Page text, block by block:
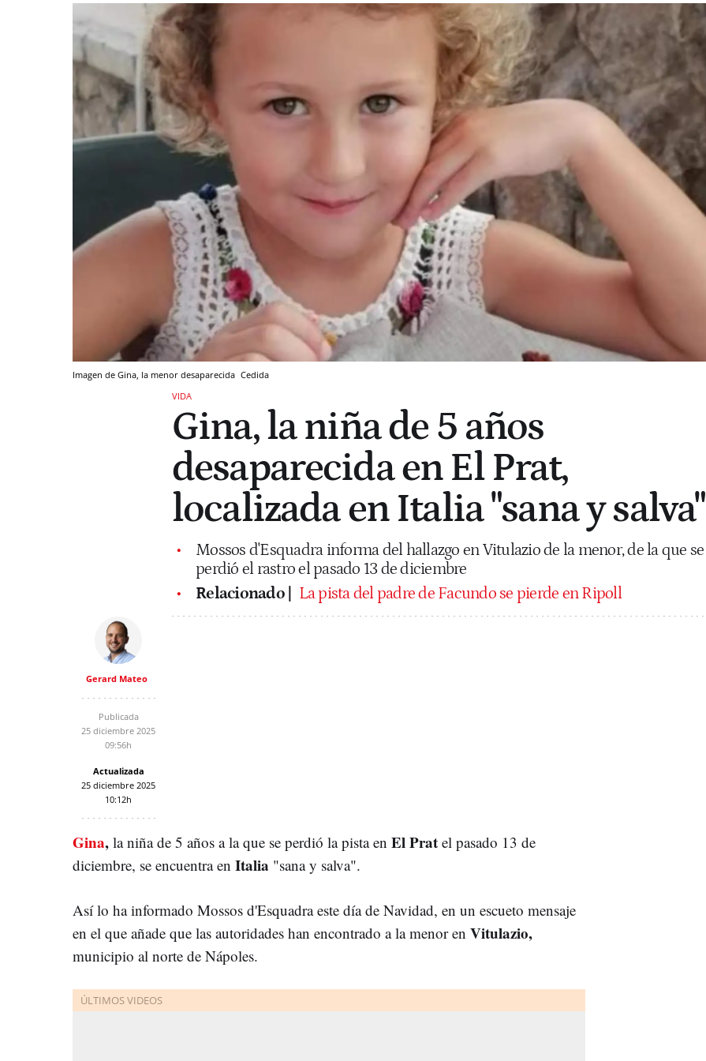
Imagen de Gina, la menor desaparecida Cedida
VIDA
Gina, la niña de 5 años
desaparecida en El Prat,
localizada en Italia "sana y salva"
Mossos d'Esquadra informa del hallazgo en Vitulazio de la menor, de la que se
perdió el rastro el pasado 13 de diciembre
Relacionado |
La pista del padre de Facundo se pierde en Ripoll
Gerard Mateo
Publicada
25 diciembre 2025
09:56h
Actualizada
25 diciembre 2025
10:12h
Gina, la niña de 5 años a la que se perdió la pista en El Prat el pasado 13 de
diciembre, se encuentra en Italia "sana y salva".
Así lo ha informado Mossos d'Esquadra este día de Navidad, en un escueto mensaje
en el que añade que las autoridades han encontrado a la menor en Vitulazio,
municipio al norte de Nápoles.